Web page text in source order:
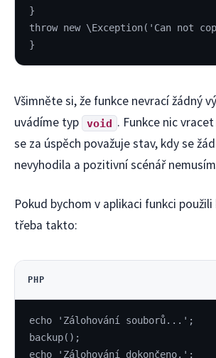
}
throw new \Exception('Can not
}
Všimněte si, že funkce nevrací žádný
uvádíme typ
void . Funkce nic
se za úspěch považuje stav, kdy se
nevyhodila a pozitivní scénář
Pokud bychom v aplikaci funkci
třeba takto:
PHP
echo 'Zálohování souborů...';
backup();
echo 'Zálohování dokončeno.';